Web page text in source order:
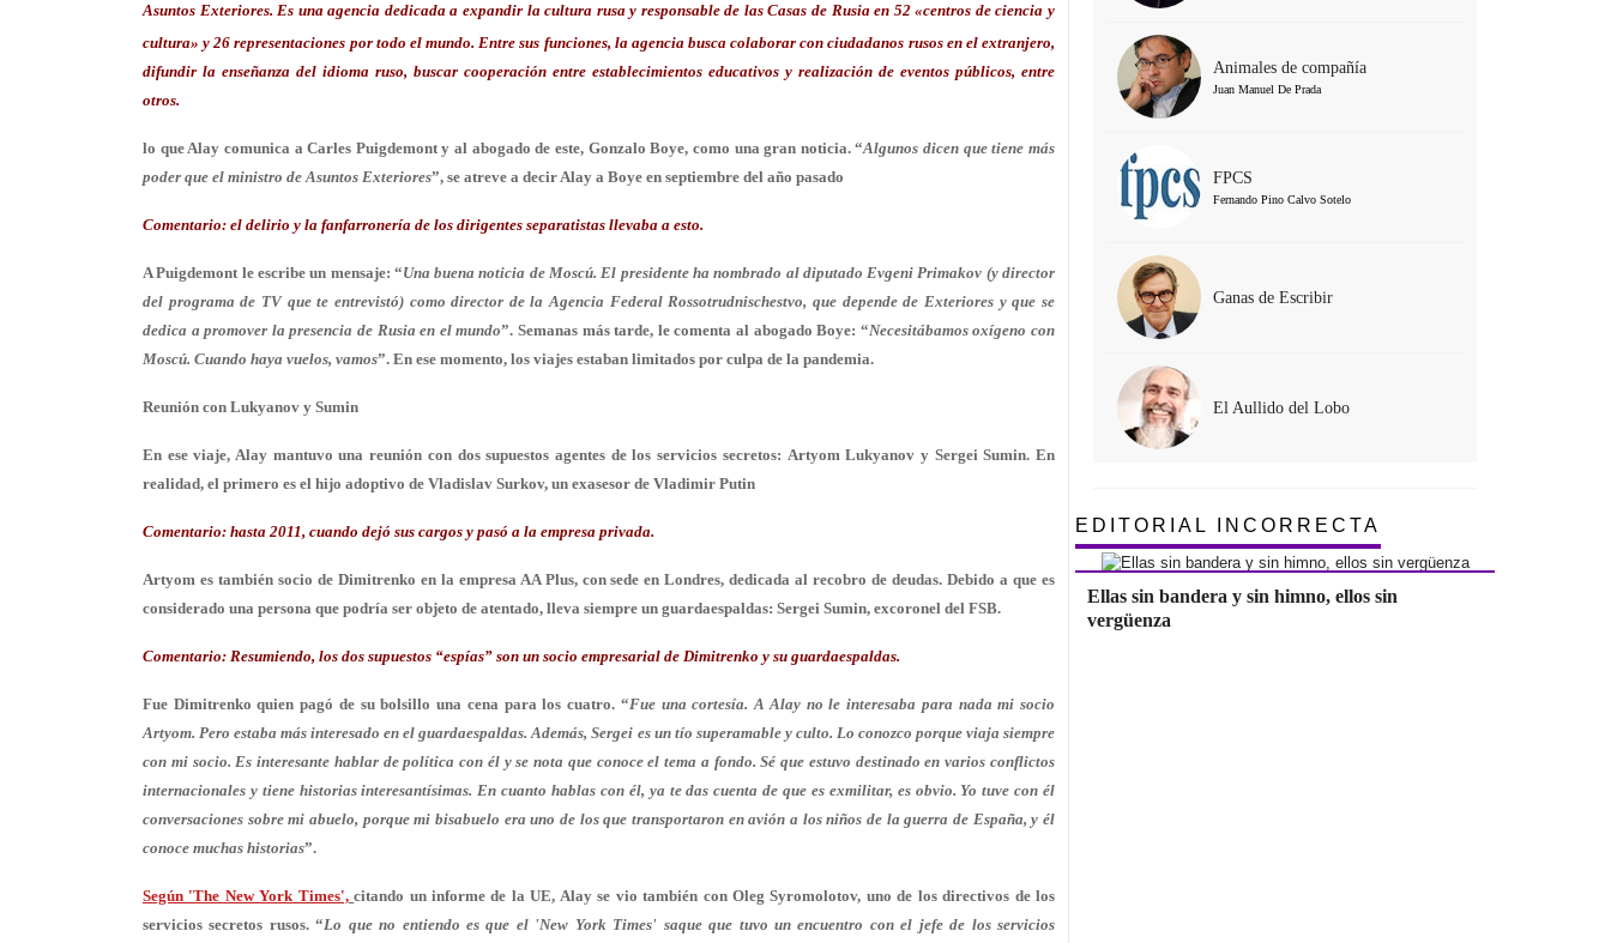
Asuntos Exteriores. Es una agencia dedicada a expandir la cultura rusa y responsable de las Casas de Rusia en 52 «centros de ciencia y
cultura» y 26 representaciones por todo el mundo. Entre sus funciones, la agencia busca colaborar con ciudadanos rusos en el extranjero,
difundir la enseñanza del idioma ruso, buscar cooperación entre establecimientos educativos y realización de eventos públicos, entre
otros.
lo que Alay comunica a Carles Puigdemont y al abogado de este, Gonzalo Boye, como una gran noticia. “Algunos dicen que tiene más
poder que el ministro de Asuntos Exteriores”, se atreve a decir Alay a Boye en septiembre del año pasado
Comentario: el delirio y la fanfarronería de los dirigentes separatistas llevaba a esto.
A Puigdemont le escribe un mensaje: “Una buena noticia de Moscú. El presidente ha nombrado al diputado Evgeni Primakov (y director
del programa de TV que te entrevistó) como director de la Agencia Federal Rossotrudnischestvo, que depende de Exteriores y que se
dedica a promover la presencia de Rusia en el mundo”. Semanas más tarde, le comenta al abogado Boye: “Necesitábamos oxígeno con
Moscú. Cuando haya vuelos, vamos”. En ese momento, los viajes estaban limitados por culpa de la pandemia.
Reunión con Lukyanov y Sumin
En ese viaje, Alay mantuvo una reunión con dos supuestos agentes de los servicios secretos: Artyom Lukyanov y Sergei Sumin. En
realidad, el primero es el hijo adoptivo de Vladislav Surkov, un exasesor de Vladimir Putin
Comentario: hasta 2011, cuando dejó sus cargos y pasó a la empresa privada.
Artyom es también socio de Dimitrenko en la empresa AA Plus, con sede en Londres, dedicada al recobro de deudas. Debido a que es
considerado una persona que podría ser objeto de atentado, lleva siempre un guardaespaldas: Sergei Sumin, excoronel del FSB.
Comentario: Resumiendo, los dos supuestos “espías” son un socio empresarial de Dimitrenko y su guardaespaldas.
Fue Dimitrenko quien pagó de su bolsillo una cena para los cuatro. “Fue una cortesía.A Alay no le interesaba para nada mi socio
Artyom. Pero estaba más interesado en el guardaespaldas. Además, Sergei es un tío superamable y culto. Lo conozco porque viaja siempre
con mi socio. Es interesante hablar de política con él y se nota que conoce el tema a fondo. Sé que estuvo destinado en varios conflictos
internacionales y tiene historias interesantísimas. En cuanto hablas con él, ya te das cuenta de que es exmilitar, es obvio. Yo tuve con él
conversaciones sobre mi abuelo, porque mi bisabuelo era uno de los que transportaron en avión a los niños de la guerra de España, y él
conoce muchas historias”.
Según 'The New York Times', citando un informe de la UE, Alay se vio también con Oleg Syromolotov, uno de los directivos de los
servicios secretos rusos. “Lo que no entiendo es que el 'New York Times' saque que tuvo un encuentro con el jefe de los servicios
Animales de compañía
Juan Manuel De Prada
FPCS
Fernando Pino Calvo Sotelo
Ganas de Escribir
El Aullido del Lobo
EDITORIAL INCORRECTA
Ellas sin bandera y sin himno, ellos sin
vergüenza